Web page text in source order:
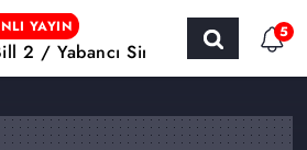
YAYIN
2 / Yabancı Sinema
5